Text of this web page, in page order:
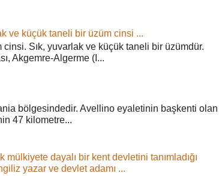
ve küçük taneli bir üzüm cinsi ...
Sık, yuvarlak ve küçük taneli bir üzümdür.
Akgemre-Algerme (I...
bölgesindedir. Avellino eyaletinin başkenti olan
47 kilometre...
mülkiyete dayalı bir kent devletini tanımladığı
yazar ve devlet adamı ...